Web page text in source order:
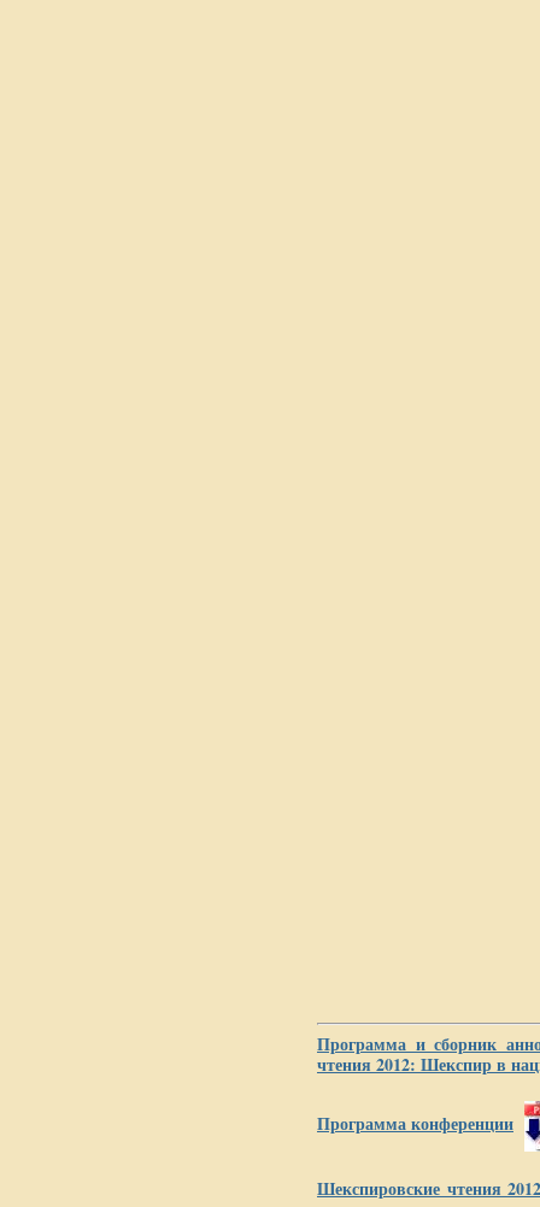
Программа и сборник
чтения 2012: Шекспир в
Программа конференции
Шекспировские чтения